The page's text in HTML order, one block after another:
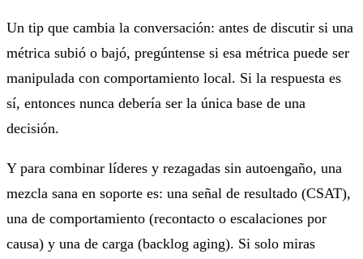
Un tip que cambia la conversación: antes de discutir si una
métrica subió o bajó, pregúntense si esa métrica puede ser
manipulada con comportamiento local. Si la respuesta es
sí, entonces nunca debería ser la única base de una
decisión.
Y para combinar líderes y rezagadas sin autoengaño, una
mezcla sana en soporte es: una señal de resultado (CSAT),
una de comportamiento (recontacto o escalaciones por
causa) y una de carga (backlog aging). Si solo miras